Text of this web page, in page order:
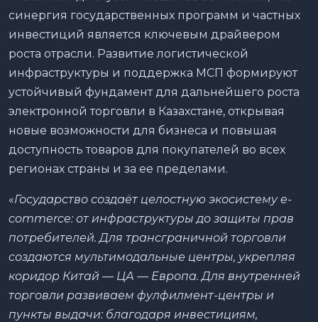
синергия государственных программ и частных
инвестиций является ключевым драйвером
роста отрасли. Развитие логистической
инфраструктуры и поддержка МСП формируют
устойчивый фундамент для дальнейшего роста
электронной торговли в Казахстане, открывая
новые возможности для бизнеса и повышая
доступность товаров для покупателей во всех
регионах страны и за ее пределами.
«Государство создаёт целостную экосистему e-
commerce: от инфраструктуры до защиты прав
потребителей. Для трансграничной торговли
создаются мультимодальные центры, укрепляя
коридор Китай — ЦА — Европа. Для внутренней
торговли развиваем фулфилмент-центры и
пункты выдачи: благодаря инвестициям,